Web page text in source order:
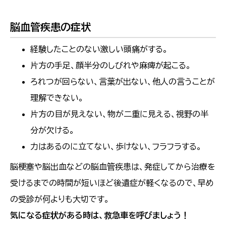
脳血管疾患の症状
経験したことのない激しい頭痛がする。
片方の手足、顔半分のしびれや麻痺が起こる。
ろれつが回らない、言葉が出ない、他人の言うことが
理解できない。
片方の目が見えない、物が二重に見える、視野の半
分が欠ける。
力はあるのに立てない、歩けない、フラフラする。
脳梗塞や脳出血などの脳血管疾患は、発症してから治療を
受けるまでの時間が短いほど後遺症が軽くなるので、早め
の受診が何よりも大切です。
気になる症状がある時は、救急車を呼びましょう！